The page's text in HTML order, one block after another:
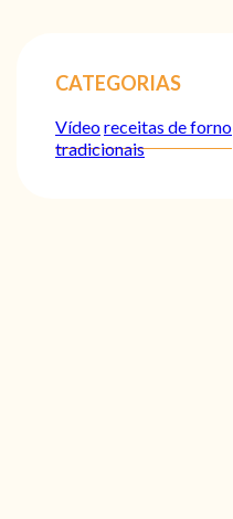
CATEGORIAS
Vídeoreceitas de forno
tradicionais